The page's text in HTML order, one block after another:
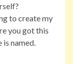
to create my
you got this
named.